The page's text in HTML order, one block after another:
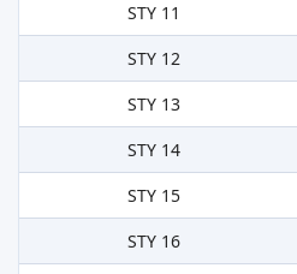
STY 11
STY 12
STY 13
STY 14
STY 15
STY 16